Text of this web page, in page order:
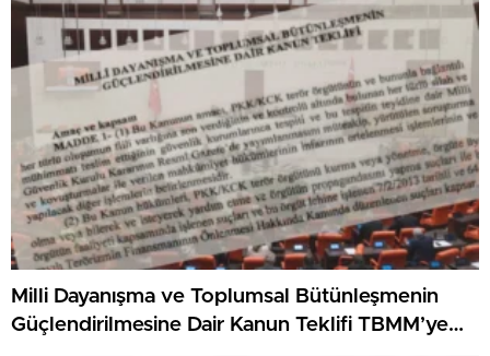
Milli Dayanışma ve Toplumsal Bütünleşmenin
Güçlendirilmesine Dair Kanun Teklifi TBMM’ye